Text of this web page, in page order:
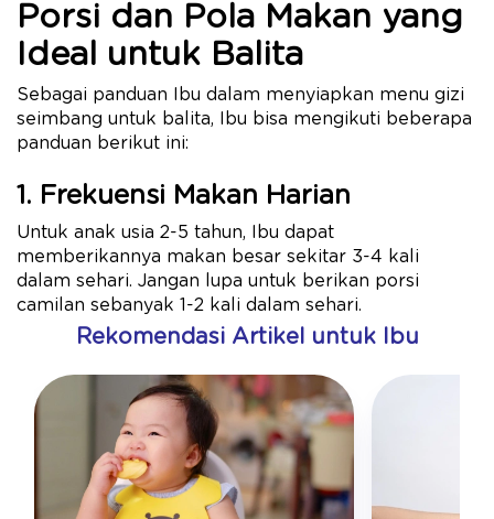
Porsi dan Pola Makan yang
Ideal untuk Balita
Sebagai panduan Ibu dalam menyiapkan menu gizi
seimbang untuk balita, Ibu bisa mengikuti beberapa
panduan berikut ini:
1. Frekuensi Makan Harian
Untuk anak usia 2-5 tahun, Ibu dapat
memberikannya makan besar sekitar 3-4 kali
dalam sehari. Jangan lupa untuk berikan porsi
camilan sebanyak 1-2 kali dalam sehari.
Rekomendasi Artikel untuk Ibu